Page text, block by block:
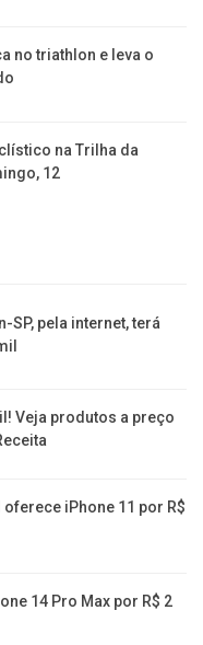
no triathlon e leva o
na Trilha da
12
SP, pela internet, terá
Veja produtos a preço
iPhone 11 por R$
14 Pro Max por R$ 2